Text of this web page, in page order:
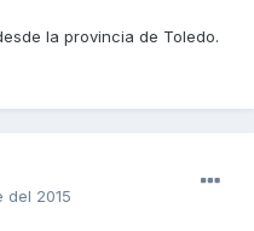
la provincia de Toledo.
del 2015